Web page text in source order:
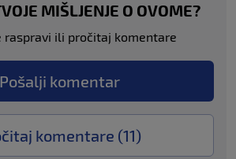
MIŠLJENJE O OVOME?
raspravi ili pročitaj komentare
Pošalji komentar
komentare (11)